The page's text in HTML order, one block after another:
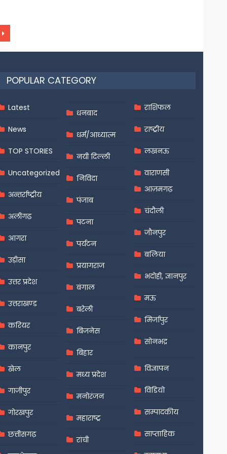
POPULAR CATEGORY
Latest
News
TOP STORIES
Uncategorized
अन्तर्राष्ट्रीय
अलीगढ़
आगरा
उड़ीसा
उत्तर प्रदेश
उत्तराखण्ड
करियर
कानपुर
खेल
गाजीपुर
गोरखपुर
छत्तीसगढ़
धनबाद
धर्म/आध्यात्म
नयी दिल्ली
निविदा
पंजाब
पटना
पर्यटन
प्रयागराज
बंगाल
बरेली
बिजनेस
बिहार
मध्य प्रदेश
मनोरंजन
महाराष्ट्र
रांची
राशिफल
राष्ट्रीय
लखनऊ
वाराणसी
आज़मगढ़
चंदौली
जौनपुर
बलिया
भदोही, ज्ञानपुर
मऊ
मिर्जापुर
सोनभद्र
विज्ञापन
विडियो
सम्पादकीय
साप्ताहिक